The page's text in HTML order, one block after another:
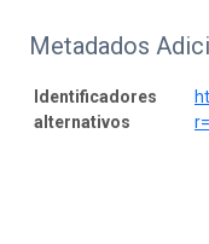
Metadados
Identificadores
alternativos